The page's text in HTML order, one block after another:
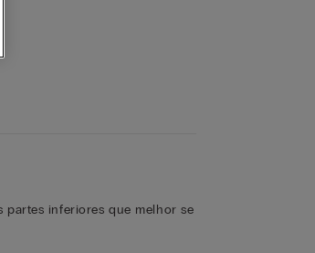
partes inferiores que melhor se